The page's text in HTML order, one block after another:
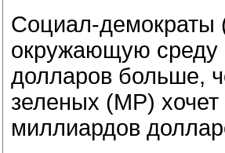
Социал-демократы
окружающую среду
долларов больше,
зеленых (MP) хочет
миллиардов